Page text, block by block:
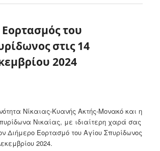
του
στις 14
2024
Νίκαιας-Κυανής Ακτής-Μονακό και η
Νικαίας, με ιδιαίτερη χαρά σας
Διήμερο Εορτασμό του Αγίου Σπυρίδωνος
2024.